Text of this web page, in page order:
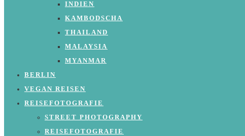
INDIEN
KAMBODSCHA
THAILAND
MALAYSIA
MYANMAR
BERLIN
VEGAN REISEN
REISEFOTOGRAFIE
STREET PHOTOGRAPHY
REISEFOTOGRAFIE